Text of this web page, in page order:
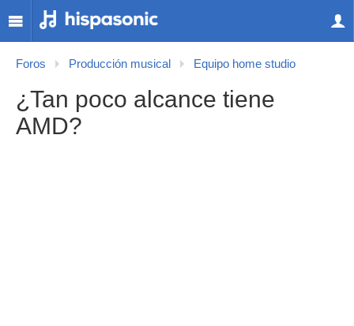
Foros Producción musical Equipo home studio
¿Tan poco alcance tiene
AMD?